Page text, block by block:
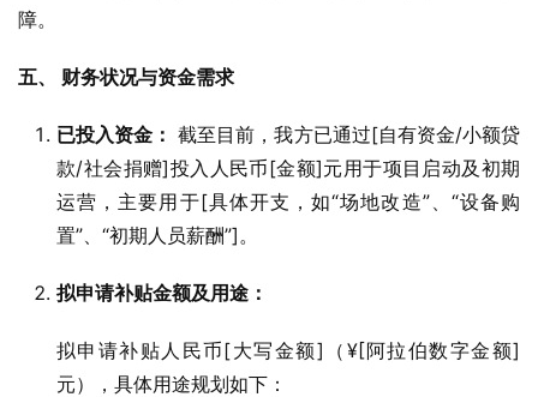
障。
五、 财务状况与资金需求
已投入资金： 截至目前，我方已通过[自有资金/小额贷
款/社会捐赠]投入人民币[金额]元用于项目启动及初期
运营，主要用于[具体开支，如“场地改造”、“设备购
置”、“初期人员薪酬”]。
拟申请补贴金额及用途：
拟申请补贴人民币[大写金额]（¥[阿拉伯数字金额]
元），具体用途规划如下：